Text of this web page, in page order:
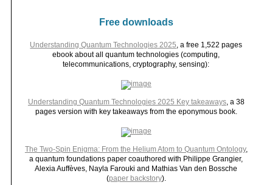
Free downloads
Understanding Quantum Technologies 2025 , a free 1,522 pages
ebook about all quantum technologies (computing,
telecommunications, cryptography, sensing):
Understanding Quantum Technologies 2025 Key takeaways, a 38
pages version with key takeaways from the eponymous book.
The Two-Spin Enigma: From the Helium Atom to Quantum Ontology,
a quantum foundations paper coauthored with Philippe Grangier,
Alexia Auffèves, Nayla Farouki and Mathias Van den Bossche
(paper backstory).